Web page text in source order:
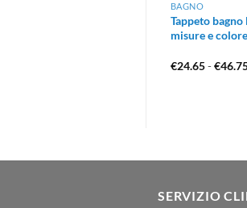
BAGNO
Tappeto
misure e colore
€24.65-€
SERVIZIO